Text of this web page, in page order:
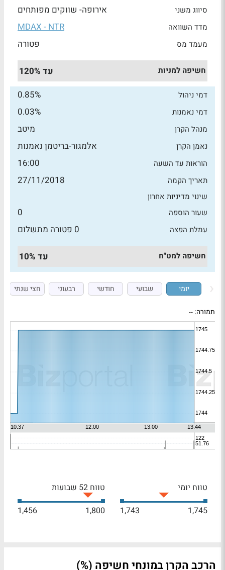
סיווג משני אירופה- שווקים מפותחים
מדד השוואה MDAX - NTR
מעמד מס פטורה
חשיפה למניות עד 120%
דמי ניהול 0.85%
דמי נאמנות 0.03%
מנהל הקרן מיטב
נאמן הקרן אלמגור-בריטמן נאמנות
הוראות עד השעה 16:00
תאריך הקמה 27/11/2018
שינוי מדיניות אחרון
שעור הוספה
0
עמלת הפצה 0 פטורה מתשלום
חשיפה למט"ח עד 10%
יומי שבועי חודשי רבעוני חצי שנתי
תמורה: --
טווח יומי
1,745
1,743
טווח 52 שבועות
1,800
1,456
הרכב הקרן במונחי חשיפה (%)